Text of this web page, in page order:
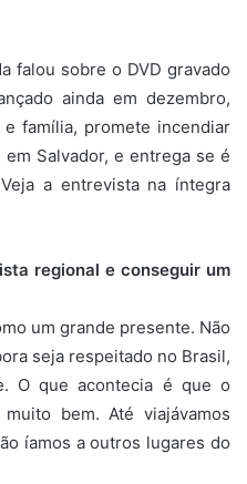
falou sobre o DVD gravado
ainda em dezembro,
família, promete incendiar
Salvador, e entrega se é
a entrevista na íntegra
regional e conseguir um
um grande presente. Não
seja respeitado no Brasil,
O que acontecia é que o
bem. Até viajávamos
íamos a outros lugares do